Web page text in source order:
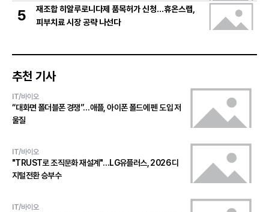
5
재조합 히알루로니다제 품목허가 신청…휴온스랩,
피부치료 시장 공략 나선다
추천 기사
IT/바이오
“대화면 폴더블폰 경쟁”…애플, 아이폰 폴드에 펜 도입 저
울질
IT/바이오
"TRUST로 조직문화 재설계"…LG유플러스, 2026 디
지털전환 승부수
IT/바이오